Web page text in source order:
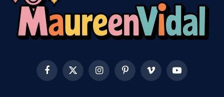
FacebookX
(Twitter)
InstagramPinterest Vimeo YouTube